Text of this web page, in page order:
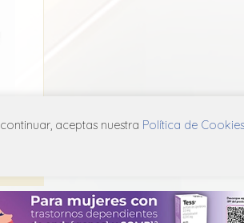
aceptas nuestra Política de Cookies